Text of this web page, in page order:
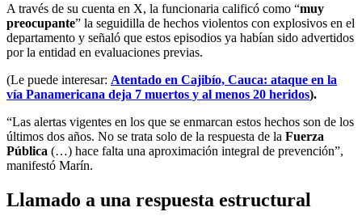
A través de su cuenta en X, la funcionaria calificó como “muy
preocupante” la seguidilla de hechos violentos con explosivos en el
departamento y señaló que estos episodios ya habían sido advertidos
por la entidad en evaluaciones previas.
(Le puede interesar: Atentado en Cajibío, Cauca: ataque en la
vía Panamericana deja 7 muertos y al menos 20 heridos).
“Las alertas vigentes en los que se enmarcan estos hechos son de los
últimos dos años. No se trata solo de la respuesta de la Fuerza
Pública (…) hace falta una aproximación integral de prevención”,
manifestó Marín.
Llamado a una respuesta estructural